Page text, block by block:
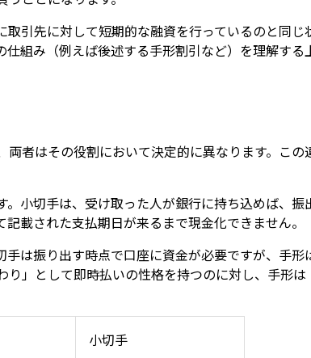
引先に対して短期的な融資を行っているのと同
組み（例えば後述する手形割引など）を理解する
者はその役割において決定的に異なります。こ
小切手は、受け取った人が銀行に持ち込めば、
載された支払期日が来るまで現金化できません。
は振り出す時点で口座に資金が必要ですが、手
り」として即時払いの性格を持つのに対し、手形
小切手